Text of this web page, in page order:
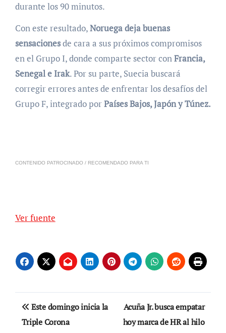
durante los 90 minutos.
Con este resultado,Noruega deja buenas
sensacionesde cara a sus próximos compromisos
en el Grupo I, donde comparte sector conFrancia,
Senegal e Irak. Por su parte, Suecia buscará
corregir errores antes de enfrentar los desafíos del
Grupo F, integrado porPaíses Bajos, Japón y Túnez.
CONTENIDO PATROCINADO / RECOMENDADO PARA TI
Ver fuente
Navegación
de
Este domingo inicia la
Triple Corona
Acuña Jr. busca empatar
hoy marca de HR al hilo